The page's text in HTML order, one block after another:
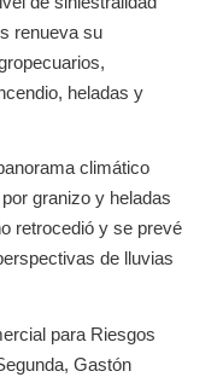
renueva su
heladas y
climático
granizo y heladas
retrocedió y se prevé
de lluvias
para Riesgos
Gastón